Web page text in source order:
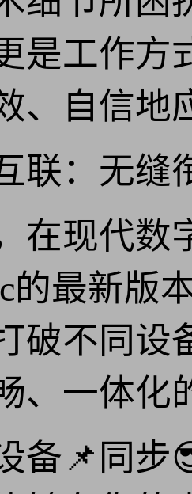
是工作方
、自信地
联：无
在现代数
的最新版
破不同设
、一体化
备📌同步